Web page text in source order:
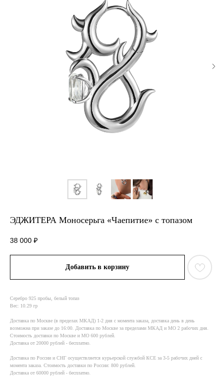
ЭДЖИТЕРА Моносерьга «Чаепитие» с топазом
38 000 ₽
Добавить в корзину
Серебро 925 пробы, белый топаз
Вес: 10.29 гр
Доставка по Москве (в пределах МКАД) 1-2 дня с момента заказа, доставка день в день
возможна при заказе до 16:00. Доставка по Москве за пределами МКАД и МО 2 рабочих дня.
Стоимость доставки по Москве и МО 600 рублей.
Доставка от 20000 рублей - бесплатно.
Доставка по России и СНГ осуществляется курьерской службой КСE за 3-5 рабочих дней с
момента заказа. Стоимость доставки по России: 800 рублей.
Доставка от 60000 рублей - бесплатно.